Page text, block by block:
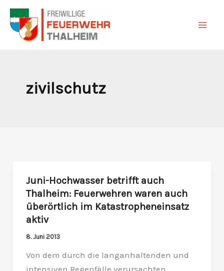
Zum
Inhalt
springen
zivilschutz
Juni-Hochwasser betrifft auch
Thalheim: Feuerwehren waren auch
überörtlich im Katastropheneinsatz
aktiv
8. Juni 2013
Von dem durch die langanhaltenden und
intensiven Regenfälle verursachten
Juni-
Hochwasser
betrifft
auch
Thalheim:
Feuerwehren
waren